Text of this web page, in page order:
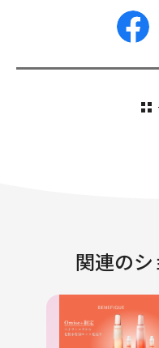
関連の